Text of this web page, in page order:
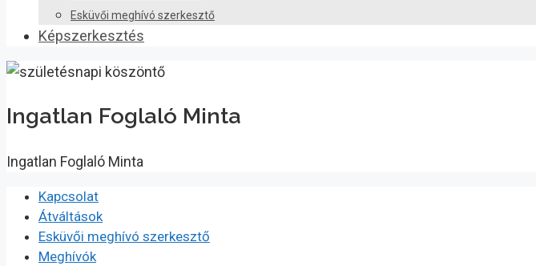
Esküvői meghívó szerkesztő
Képszerkesztés
Ingatlan Foglaló Minta
Ingatlan Foglaló Minta
Kapcsolat
Átváltások
Esküvői meghívó szerkesztő
Meghívók